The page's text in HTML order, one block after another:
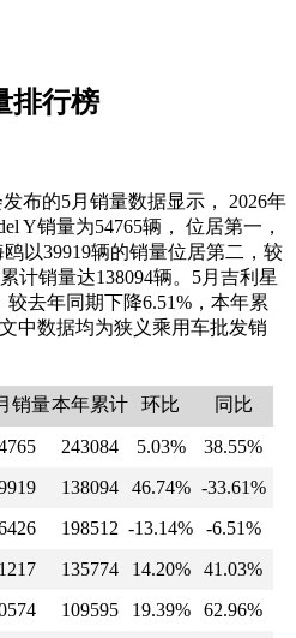
排行榜
布的5月销量数据显示， 2026年
Y销量为54765辆， 位居第一，
以39919辆的销量位居第二，较
计销量达138094辆。5月吉利星
去年同期下降6.51%，本年累
中数据均为狭义乘用车批发销
销量本年累计 环比 同比
243084 5.03%
38.55%
138094 46.74% -33.61%
198512 -13.14%
-6.51%
135774 14.20%
41.03%
109595 19.39%
62.96%